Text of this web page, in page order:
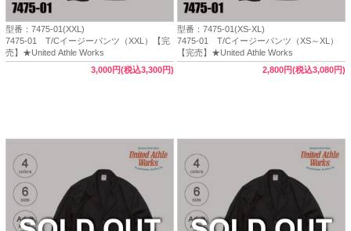
型番：7475-01(XXL)
7475-01 T/Cイージーパンツ（XXL）【完
売】★United Athle Works
3,000円(税込3,300円)
型番：7475-01(XS-XL)
7475-01 T/Cイージーパンツ（XS～XL）
【完売】★United Athle Works
2,800円(税込3,080円)